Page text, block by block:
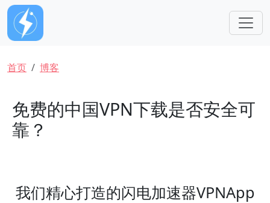
跳转到主要内容
面包屑
首页 博客
免费的中国VPN下载是否安全可
靠？
我们精心打造的闪电加速器VPNApp